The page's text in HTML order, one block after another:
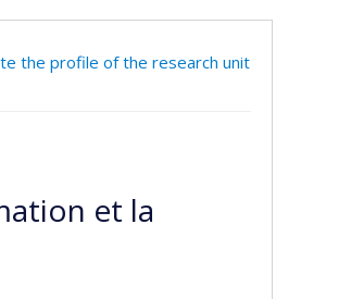
the profile of the research unit
et la